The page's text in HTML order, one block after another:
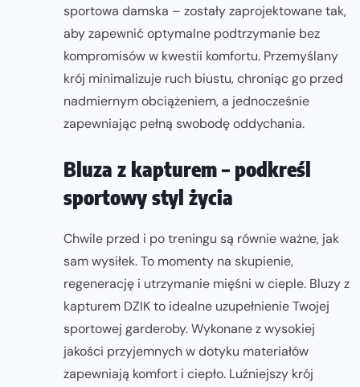
sportowa damska – zostały zaprojektowane tak,
aby zapewnić optymalne podtrzymanie bez
kompromisów w kwestii komfortu. Przemyślany
krój minimalizuje ruch biustu, chroniąc go przed
nadmiernym obciążeniem, a jednocześnie
zapewniając pełną swobodę oddychania.
Bluza z kapturem – podkreśl
sportowy styl życia
Chwile przed i po treningu są równie ważne, jak
sam wysiłek. To momenty na skupienie,
regenerację i utrzymanie mięśni w cieple. Bluzy z
kapturem DZIK to idealne uzupełnienie Twojej
sportowej garderoby. Wykonane z wysokiej
jakości przyjemnych w dotyku materiałów
zapewniają komfort i ciepło. Luźniejszy krój